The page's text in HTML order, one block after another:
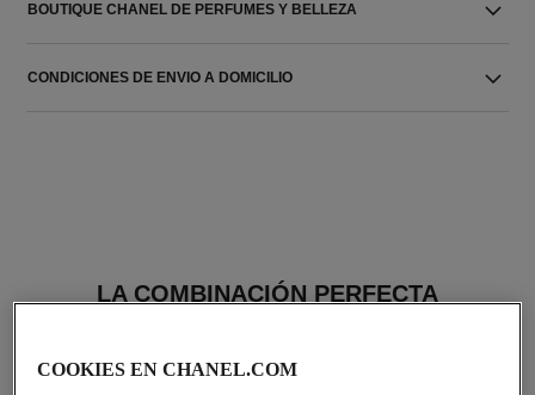
BOUTIQUE CHANEL DE PERFUMES Y BELLEZA
CONDICIONES DE ENVIO A DOMICILIO
LA COMBINACIÓN PERFECTA
COOKIES EN CHANEL.COM